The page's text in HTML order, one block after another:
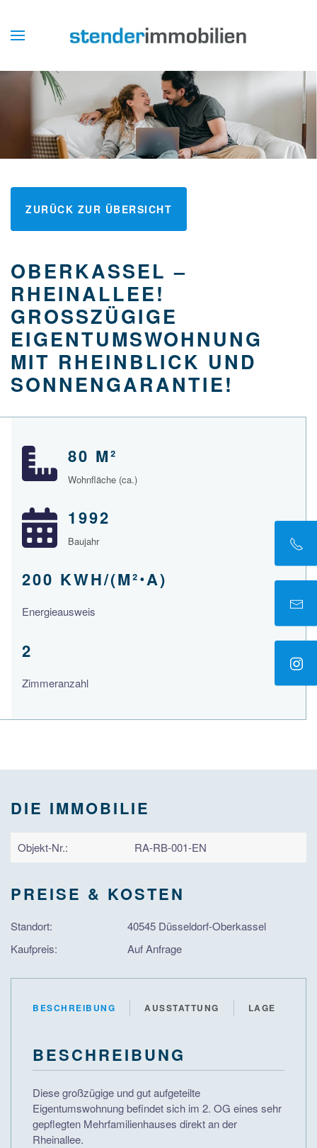
ZURÜCK ZUR ÜBERSICHT
OBERKASSEL –
RHEINALLEE!
GROSSZÜGIGE E
IGENTUMSWOHNUNG M
IT RHEINBLICK UND S
ONNENGARANTIE!
80 M²
Wohnfläche (ca.)
1992
Baujahr
200 KWH/(M²ꞏA)
Energieausweis
2
Zimmeranzahl
DIE IMMOBILIE
Objekt-Nr.: RA-RB-001-EN
PREISE & KOSTEN
Standort:
40545 Düsseldorf-Oberkassel
Kaufpreis:
Auf Anfrage
BESCHREIBUNG AUSSTATTUNG LAGE
BESCHREIBUNG
Diese großzügige und gut aufgeteilte
Eigentumswohnung befindet sich im 2. OG eines sehr
gepflegten Mehrfamilienhauses direkt an der
Rheinallee.